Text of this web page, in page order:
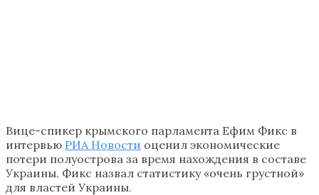
Вице-спикер крымского парламента Ефим Фикс в
интервью РИА Новости оценил экономические
потери полуострова за время нахождения в составе
Украины. Фикс назвал статистику «очень грустной»
для властей Украины.